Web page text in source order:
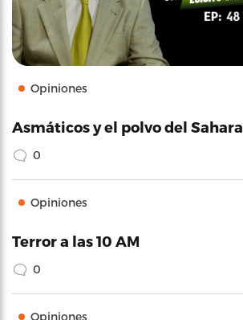
Opiniones
Asmáticos y el polvo del Sahara
0
Opiniones
Terror a las 10 AM
0
Opiniones